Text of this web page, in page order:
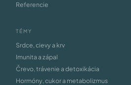
Referencie
TÉMY
Srdce, cievy a krv
Imunita a zápal
Črevo, trávenie a detoxikácia
Hormóny, cukor a metabolizmus